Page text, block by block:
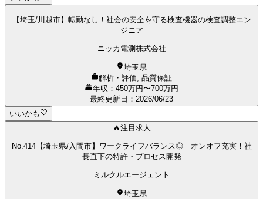
【埼玉/川越市】転勤なし！社会の安全を守る検査機器の検査調整エン
ジニア
ニッカ電測株式会社
埼玉県
解析・評価, 品質保証
年収：450万円〜700万円
最終更新日 ： 2026/06/23
いいかも
🔥注目求人
No.414【埼玉県/入間市】ワークライフバランス◎ オンオフ充実！社
長直下の特許・プロセス開発
ミルクルエージェント
埼玉県